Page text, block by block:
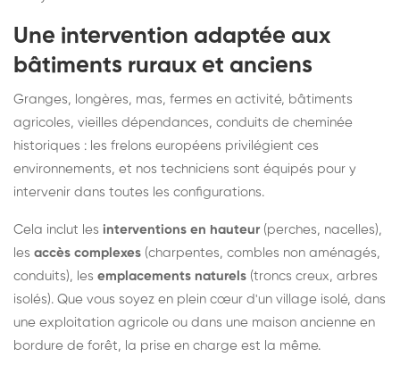
Une intervention adaptée aux
bâtiments ruraux et anciens
Granges, longères, mas, fermes en activité, bâtiments
agricoles, vieilles dépendances, conduits de cheminée
historiques : les frelons européens privilégient ces
environnements, et nos techniciens sont équipés pour y
intervenir dans toutes les configurations.
Cela inclut les interventions en hauteur (perches, nacelles),
les accès complexes (charpentes, combles non aménagés,
conduits), les emplacements naturels (troncs creux, arbres
isolés). Que vous soyez en plein cœur d'un village isolé, dans
une exploitation agricole ou dans une maison ancienne en
bordure de forêt, la prise en charge est la même.